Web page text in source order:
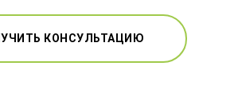
КОНСУЛЬТАЦИЮ